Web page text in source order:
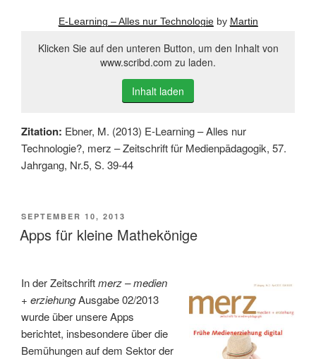
E-Learning – Alles nur Technologieby Martin
Klicken Sie auf den unteren Button, um den Inhalt von
www.scribd.com zu laden.
Inhalt laden
Zitation: Ebner, M. (2013) E-Learning – Alles nur
Technologie?, merz – Zeitschrift für Medienpädagogik, 57.
Jahrgang, Nr.5, S. 39-44
VERÖFFENTLICHT
AM
SEPTEMBER 10, 2013
Apps für kleine Mathekönige
In der Zeitschriftmerz – medien
+ erziehungAusgabe 02/2013
wurde über unsere Apps
berichtet, insbesondere über die
Bemühungen auf dem Sektor der